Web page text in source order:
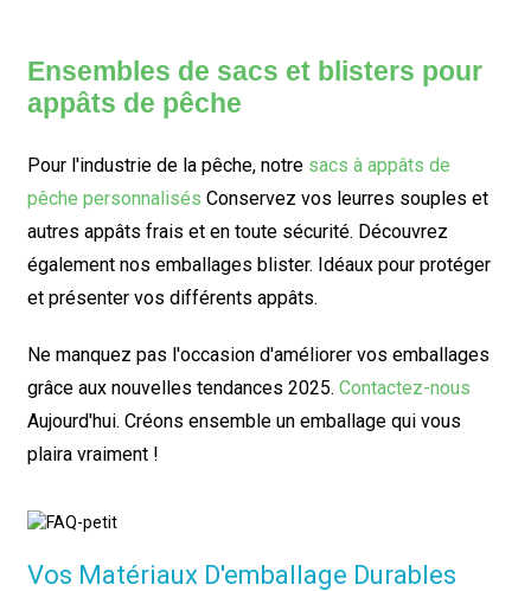
Ensembles de sacs et blisters pour
appâts de pêche
Pour l'industrie de la pêche, notre sacs à appâts de
pêche personnalisés Conservez vos leurres souples et
autres appâts frais et en toute sécurité. Découvrez
également nos emballages blister. Idéaux pour protéger
et présenter vos différents appâts.
Ne manquez pas l'occasion d'améliorer vos emballages
grâce aux nouvelles tendances 2025. Contactez-nous
Aujourd'hui. Créons ensemble un emballage qui vous
plaira vraiment !
Vos Matériaux D'emballage Durables